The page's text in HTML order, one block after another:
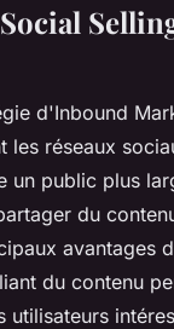
d'Inbound
les réseaux
public plus
du
avantages
du contenu